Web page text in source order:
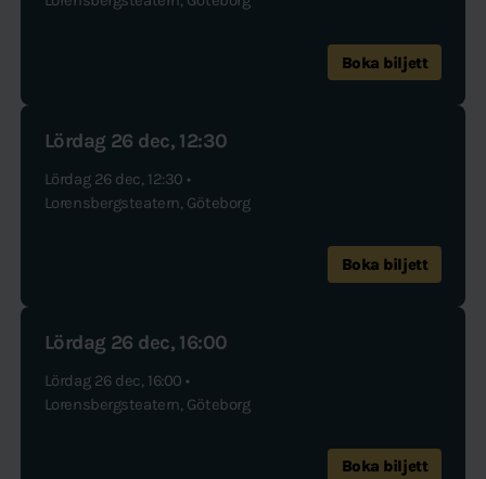
samma namn. Musik: Björn Isfält Dramatisering och regi: Kålle
Gunnarsson Produktionsbolag: Stage Fantasy, 2Entertain och
Vicky Nöjesproduktion Förlag: NORDISKA APS
Boka biljett
Lördag 26 dec, 12:30
Lördag 26 dec, 12:30 •
Lorensbergsteatern, Göteborg
Boka biljett
Lördag 26 dec, 16:00
Lördag 26 dec, 16:00 •
Lorensbergsteatern, Göteborg
Boka biljett